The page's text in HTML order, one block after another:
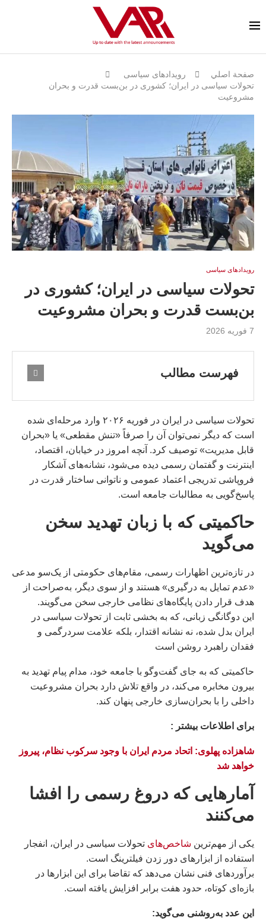
صفحة اصلي
رویدادهای سیاسی
تحولات سیاسی در ایران؛ کشوری در بن‌بست قدرت و بحران
مشروعیت
رویدادهای سیاسی
تحولات سیاسی در ایران؛ کشوری در
بن‌بست قدرت و بحران مشروعیت
7 فوریه 2026
فهرست مطالب
تحولات سیاسی در ایران در فوریه ۲۰۲۶ وارد مرحله‌ای شده
است که دیگر نمی‌توان آن را صرفاً «تنش مقطعی» یا «بحران
قابل مدیریت» توصیف کرد. آنچه امروز در خیابان، اقتصاد،
اینترنت و گفتمان رسمی دیده می‌شود، نشانه‌های آشکار
فروپاشی تدریجی اعتماد عمومی و ناتوانی ساختار قدرت در
پاسخ‌گویی به مطالبات جامعه است.
حاکمیتی که با زبان تهدید سخن
می‌گوید
در تازه‌ترین اظهارات رسمی، مقام‌های حکومتی از یک‌سو مدعی
«عدم تمایل به درگیری» هستند و از سوی دیگر، به‌صراحت از
هدف قرار دادن پایگاه‌های نظامی خارجی سخن می‌گویند.
این دوگانگی زبانی، که به بخشی ثابت از تحولات سیاسی در
ایران بدل شده، نه نشانه اقتدار، بلکه علامت سردرگمی و
فقدان راهبرد روشن است
حاکمیتی که به جای گفت‌وگو با جامعه خود، مدام پیام تهدید به
بیرون مخابره می‌کند، در واقع تلاش دارد بحران مشروعیت
داخلی را با بحران‌سازی خارجی پنهان کند.
براى اطلاعات بيشتر :
شاهزاده پهلوی: اتحاد مردم ایران با وجود سرکوب نظام، پیروز
خواهد شد
آمارهایی که دروغ رسمی را افشا
می‌کنند
یکی از مهم‌ترین شاخص‌های تحولات سیاسی در ایران، انفجار
استفاده از ابزارهای دور زدن فیلترینگ است.
برآوردهای فنی نشان می‌دهد که تقاضا برای این ابزارها در
بازه‌ای کوتاه، حدود هفت برابر افزایش یافته است.
این عدد به‌روشنی می‌گوید: